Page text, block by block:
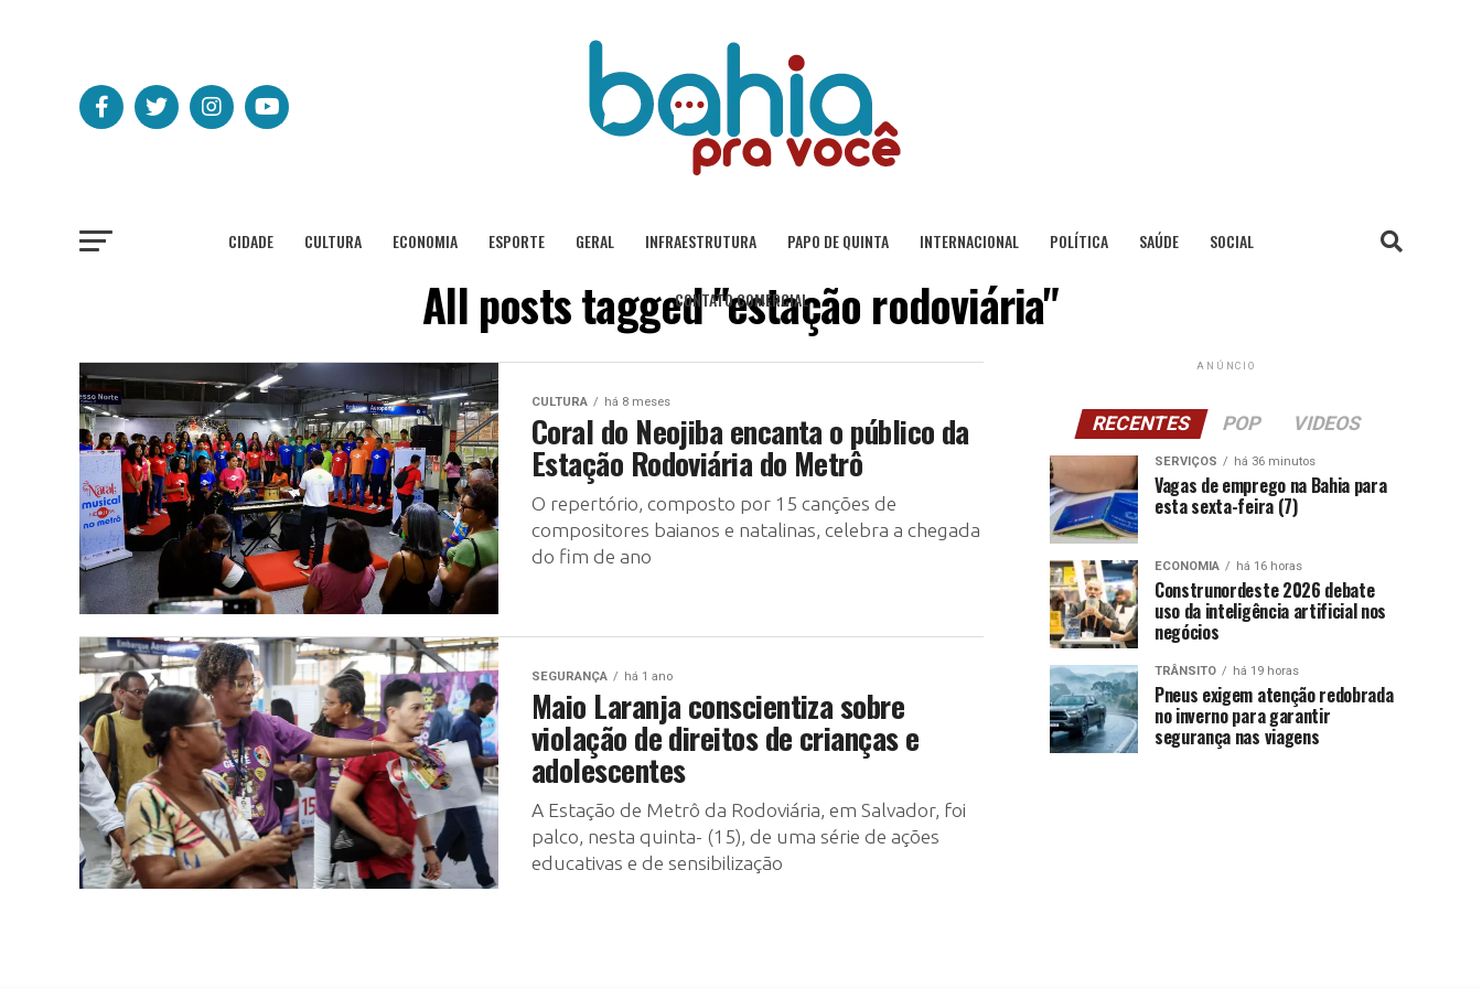
CIDADE CULTURA ECONOMIA ESPORTE GERAL INFRAESTRUTURA PAPO DE QUINTA INTERNACIONAL POLÍTICA SAÚDE SOCIAL
CONTATO COMERCIAL
All posts tagged "estação rodoviária"
CULTURA há 8 meses
Coral do Neojiba encanta o público da
Estação Rodoviária do Metrô
O repertório, composto por 15 canções de
compositores baianos e natalinas, celebra a chegada
do fim de ano
SEGURANÇA há 1 ano
Maio Laranja conscientiza sobre
violação de direitos de crianças e
adolescentes
A Estação de Metrô da Rodoviária, em Salvador, foi
palco, nesta quinta- (15), de uma série de ações
educativas e de sensibilização
ANÚNCIO
RECENTES POP VIDEOS
SERVIÇOS há 36 minutos
Vagas de emprego na Bahia para
esta sexta-feira (7)
ECONOMIA há 16 horas
Construnordeste 2026 debate
uso da inteligência artificial nos
negócios
TRÂNSITO há 19 horas
Pneus exigem atenção redobrada
no inverno para garantir
segurança nas viagens